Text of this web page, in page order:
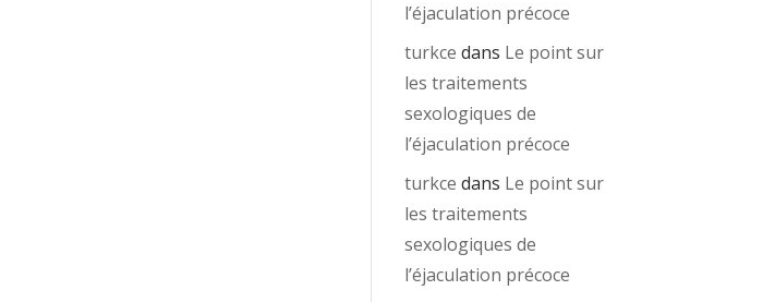
l’éjaculation précoce
turkce dans Le point sur
les traitements
sexologiques de
l’éjaculation précoce
turkce dans Le point sur
les traitements
sexologiques de
l’éjaculation précoce